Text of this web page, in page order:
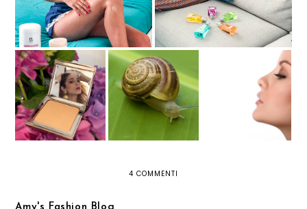
BLUR EXPERT DI
SISLEY PARIS:
MAQUILLAGE AD
ALTA DEFINIZIONE
CREMA ALLA BAVA
DI LUMACA:
PERCHÉ
SCEGLIERLA PER
CURARE LA
NOSTRA PELLE
TIPS ON
RECOVERING FROM
RHINOPLASTY
4 COMMENTI